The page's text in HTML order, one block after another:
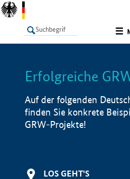
LISTE
Erfolgreiche
Auf der folgenden
finden Sie konkrete
GRW-Projekte!
LOS GEHT'S